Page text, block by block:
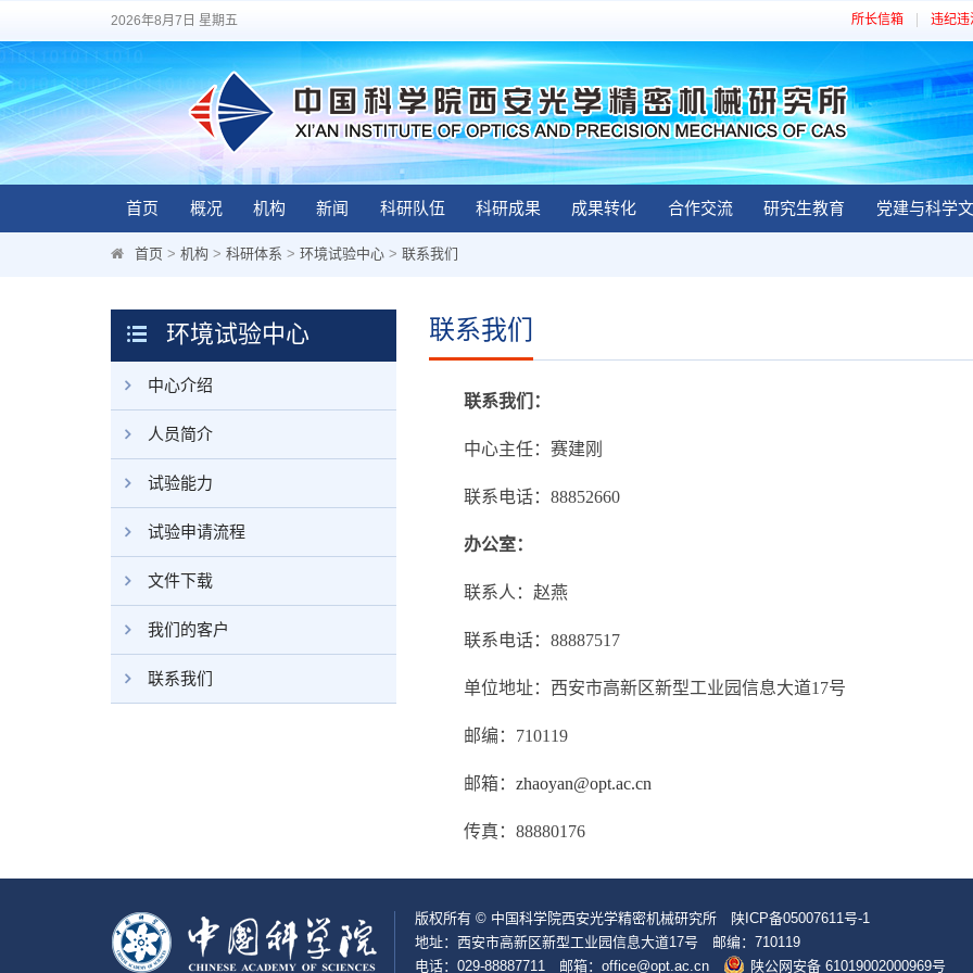
2026年8月7日 星期五 所长信箱 违纪违
首页 概况 机构 新闻 科研队伍 科研成果 成果转化 合作交流 研究生教育 党建与科学
首页 > 机构 > 科研体系 > 环境试验中心 > 联系我们
环境试验中心
中心介绍
人员简介
试验能力
试验申请流程
文件下载
我们的客户
联系我们
联系我们
联系我们：
中心主任：赛建刚
联系电话：88852660
办公室：
联系人：赵燕
联系电话：88887517
单位地址：西安市高新区新型工业园信息大道17号
邮编：710119
邮箱： zhaoyan@opt.ac.cn
传真：88880176
版权所有 © 中国科学院西安光学精密机械研究所 陕ICP备05007611号-1
地址：西安市高新区新型工业园信息大道17号 邮编：710119
电话：029-88887711 邮箱：office@opt.ac.cn
陕公网安备 61019002000969号